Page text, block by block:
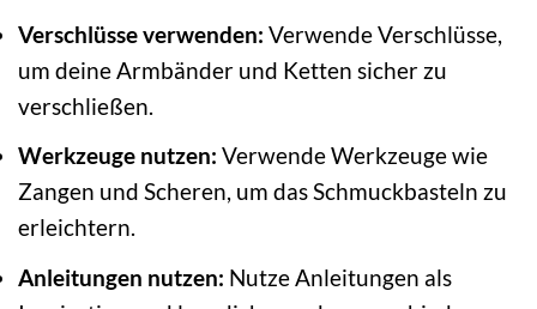
Verschlüsse verwenden: Verwende Verschlüsse,
um deine Armbänder und Ketten sicher zu
verschließen.
Werkzeuge nutzen: Verwende Werkzeuge wie
Zangen und Scheren, um das Schmuckbasteln zu
erleichtern.
Anleitungen nutzen: Nutze Anleitungen als